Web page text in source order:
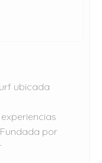
ubicada
por